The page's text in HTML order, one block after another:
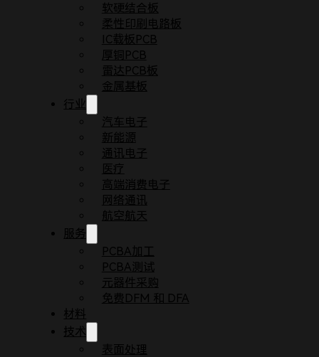
软硬结合板
柔性印刷电路板
IC载板PCB
厚铜PCB
雷达PCB板
金属基板
行业
汽车电子
新能源
通讯电子
医疗
高端消费电子
网络通讯
航空航天
服务
PCBA加工
PCBA测试
元器件采购
免费DFM 和 DFA
材料
技术
表面处理
博客
贴片胶和SMT浆料是表面贴装技术（SMT）中的
一、贴片胶类型
在SMT贴片加工过程中，通常使用热固性贴片胶
1. 环氧树脂贴片胶
环氧树脂贴片胶是SMT贴片加工中最常用的贴片
合剂可以制成液体、糊状、薄膜和粉末状。它不